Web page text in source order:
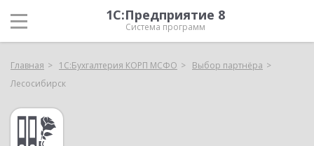
1С:Предприятие 8
Система программ
Главная 1С:Бухгалтерия КОРП МСФО
Выбор партнёра
Лесосибирск